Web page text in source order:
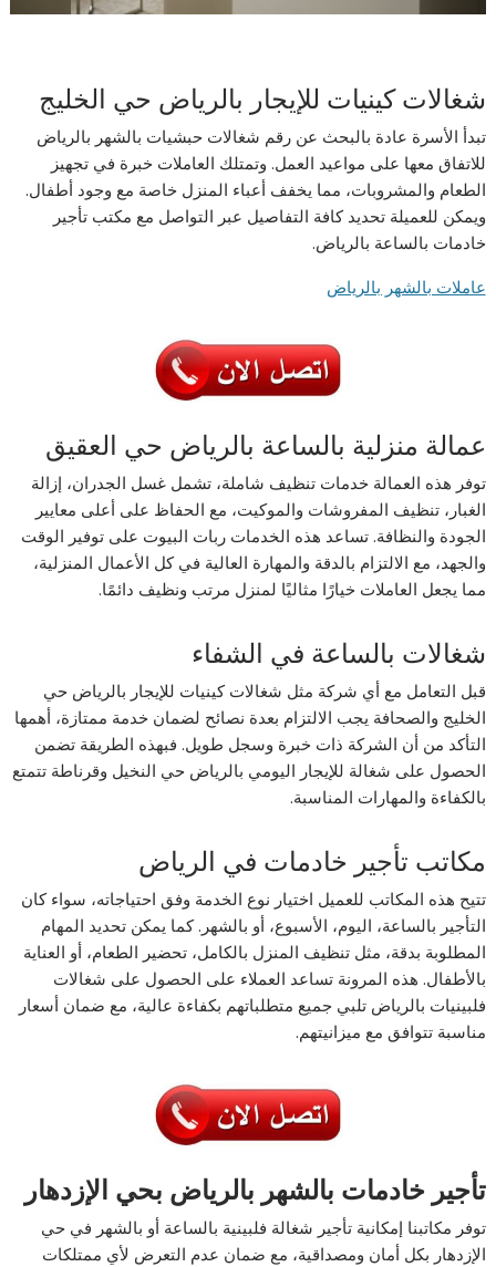
شغالات كينيات للإيجار بالرياض حي الخليج
تبدأ الأسرة عادة بالبحث عن رقم شغالات حبشيات بالشهر بالرياض
للاتفاق معها على مواعيد العمل. وتمتلك العاملات خبرة في تجهيز
الطعام والمشروبات، مما يخفف أعباء المنزل خاصة مع وجود أطفال.
ويمكن للعميلة تحديد كافة التفاصيل عبر التواصل مع مكتب تأجير
خادمات بالساعة بالرياض.
عاملات بالشهر بالرياض
عمالة منزلية بالساعة بالرياض حي العقيق
توفر هذه العمالة خدمات تنظيف شاملة، تشمل غسل الجدران، إزالة
الغبار، تنظيف المفروشات والموكيت، مع الحفاظ على أعلى معايير
الجودة والنظافة. تساعد هذه الخدمات ربات البيوت على توفير الوقت
والجهد، مع الالتزام بالدقة والمهارة العالية في كل الأعمال المنزلية،
مما يجعل العاملات خيارًا مثاليًا لمنزل مرتب ونظيف دائمًا.
شغالات بالساعة في الشفاء
قبل التعامل مع أي شركة مثل شغالات كينيات للإيجار بالرياض حي
الخليج والصحافة يجب الالتزام بعدة نصائح لضمان خدمة ممتازة، أهمها
التأكد من أن الشركة ذات خبرة وسجل طويل. فبهذه الطريقة تضمن
الحصول على شغالة للإيجار اليومي بالرياض حي النخيل وقرناطة تتمتع
بالكفاءة والمهارات المناسبة.
مكاتب تأجير خادمات في الرياض
تتيح هذه المكاتب للعميل اختيار نوع الخدمة وفق احتياجاته، سواء كان
التأجير بالساعة، اليوم، الأسبوع، أو بالشهر. كما يمكن تحديد المهام
المطلوبة بدقة، مثل تنظيف المنزل بالكامل، تحضير الطعام، أو العناية
بالأطفال. هذه المرونة تساعد العملاء على الحصول على شغالات
فلبينيات بالرياض تلبي جميع متطلباتهم بكفاءة عالية، مع ضمان أسعار
مناسبة تتوافق مع ميزانيتهم.
تأجير خادمات بالشهر بالرياض بحي الإزدهار
توفر مكاتبنا إمكانية تأجير شغالة فلبينية بالساعة أو بالشهر في حي
الإزدهار بكل أمان ومصداقية، مع ضمان عدم التعرض لأي ممتلكات